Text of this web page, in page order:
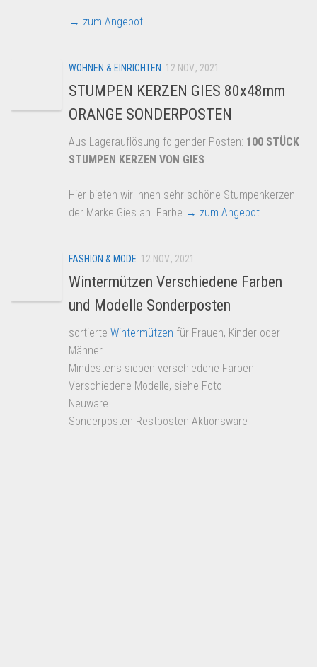
→ zum Angebot
WOHNEN & EINRICHTEN 12 NOV., 2021
STUMPEN KERZEN GIES 80x48mm
ORANGE SONDERPOSTEN
Aus Lagerauflösung folgender Posten: 100 STÜCK
STUMPEN KERZEN VON GIES
Hier bieten wir Ihnen sehr schöne Stumpenkerzen
der Marke Gies an. Farbe → zum Angebot
FASHION & MODE 12 NOV., 2021
Wintermützen Verschiedene Farben
und Modelle Sonderposten
sortierte Wintermützen für Frauen, Kinder oder
Männer.
Mindestens sieben verschiedene Farben
Verschiedene Modelle, siehe Foto
Neuware
Sonderposten Restposten Aktionsware